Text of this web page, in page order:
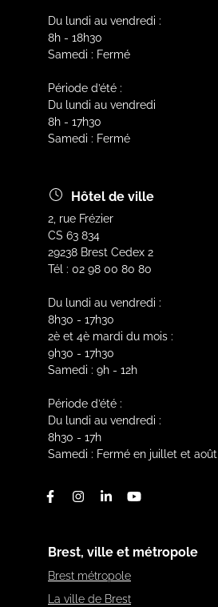
Du lundi au vendredi :
8h - 18h30
Samedi : Fermé
Période d’été :
Du lundi au vendredi
8h - 17h30
Samedi : Fermé
Hôtel de ville
2, rue Frézier
CS 63 834
29238 Brest Cedex 2
Tél : 02 98 00 80 80
Du lundi au vendredi :
8h30 - 17h30
2è et 4è mardi du mois :
9h30 - 17h30
Samedi : 9h - 12h
Période d’été :
Du lundi au vendredi :
8h30 - 17h
Samedi : Fermé en juillet et août
FacebookInstagram
LinkedinYoutube
Brest, ville et métropole
Brest métropole
La ville de Brest